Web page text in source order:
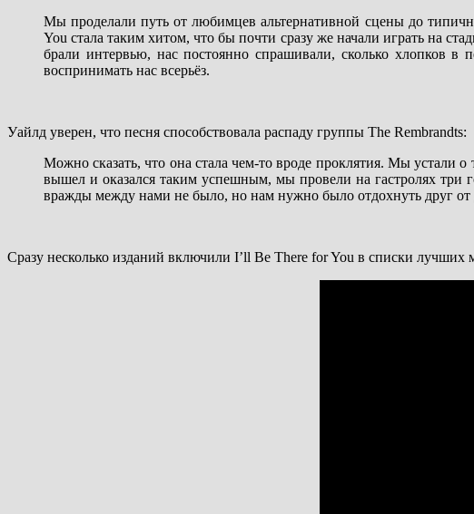
Мы проделали путь от любимцев альтернативной сцены до
You стала таким хитом, что бы почти сразу же начали играть на
брали интервью, нас постоянно спрашивали, сколько хлопков
воспринимать нас всерьёз.
Уайлд уверен, что песня способствовала распаду группы The Rembrandts:
Можно сказать, что она стала чем-то вроде проклятия. Мы устали
вышел и оказался таким успешным, мы провели на гастролях
вражды между нами не было, но нам нужно было отдохнуть друг от
Сразу несколько изданий включили I’ll Be There for You в списки